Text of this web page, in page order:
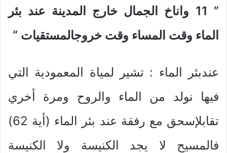
” 11
واناخ الجمال خارج المدينة عند بئر
الماء وقت المساء وقت خروجالمستقيات “
عندبئر الماء : تشير لمياة المعمودية التي
فيها نولد من الماء والروح ومرة أخري
تقابلإسحق مع رفقة عند بئر الماء (أية 62)
فالمسيح لا يجد الكنيسة ولا الكنيسة